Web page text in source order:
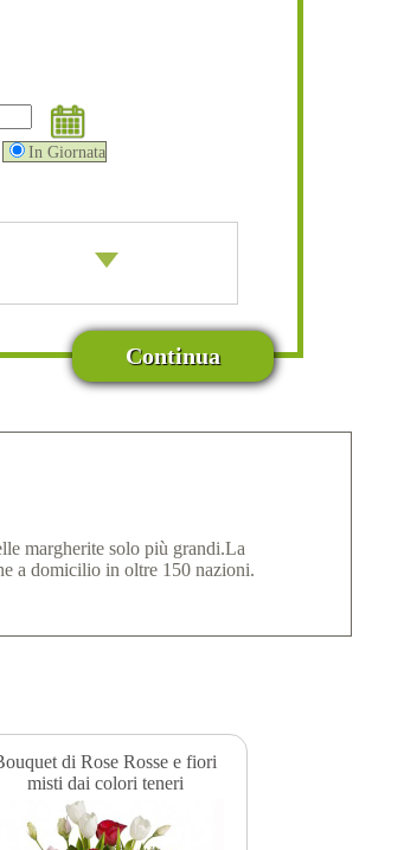
In Giornata
Continua
margherite solo più grandi.La
a domicilio in oltre 150 nazioni.
di Rose Rosse e fiori
misti dai colori teneri